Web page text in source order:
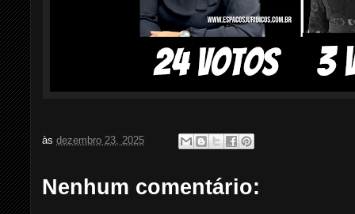
àsdezembro 23, 2025
Nenhum comentário: